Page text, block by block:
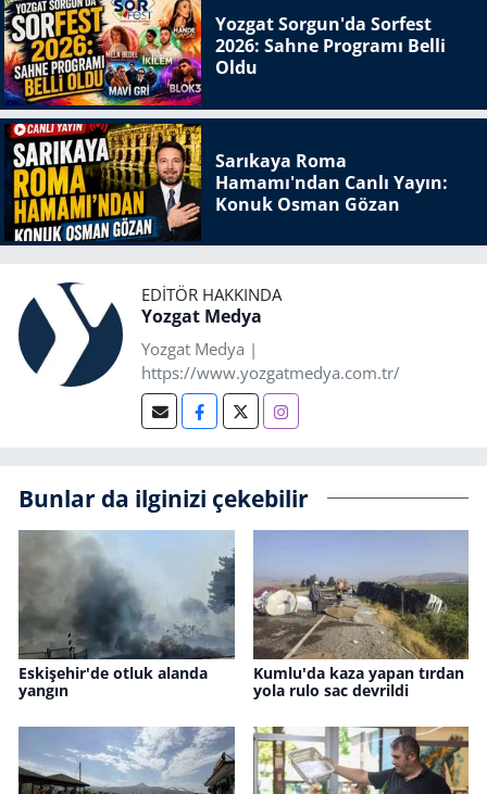
Yozgat Sorgun'da Sorfest
2026: Sahne Programı Belli
Oldu
Sarıkaya Roma
Hamamı'ndan Canlı Yayın:
Konuk Osman Gözan
EDITÖR HAKKINDA
Yozgat Medya
Yozgat Medya |
https://www.yozgatmedya.com.tr/
Bunlar da ilginizi çekebilir
Eskişehir'de otluk alanda
yangın
Kumlu'da kaza yapan tırdan
yola rulo sac devrildi